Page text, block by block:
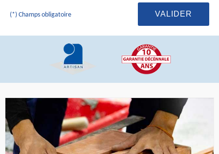
(*) Champs obligatoire